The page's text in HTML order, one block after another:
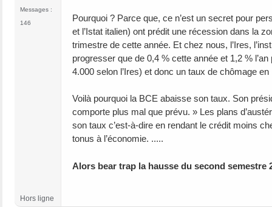
Messages :
146
Pourquoi ? Parce que, ce n’est un secret pour
et l’Istat italien) ont prédit une récession dans la
trimestre de cette année. Et chez nous, l’Ires,
progresser que de 0,4 % cette année et 1,2 %
4.000 selon l’Ires) et donc un taux de chômage
Voilà pourquoi la BCE abaisse son taux. Son
comporte plus mal que prévu. » Les plans
son taux c’est-à-dire en rendant le crédit moins
tonus à l’économie. .....
Alors bear trap la hausse du second semestre
Hors ligne